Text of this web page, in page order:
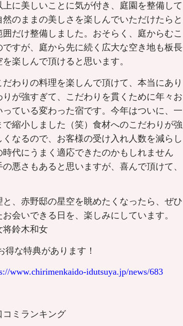
に美しいことに気が付き、庭園を整備して
のままの美しさを楽しんでいただけたらと
だけ整備しました。おそらく、庭からむこ
すが、庭から先に続く広大な空き地も板長
楽しんで頂けると思います。
わりの料理を楽しんで頂けて、本当にあり
が強すぎて、こだわりを貫くために年々お
ている変わった宿です。今年はついに、一
縮小しました（笑）食材へのこだわりが強
なるので、お客様の受け入れ人数を減らし
代にうまく適応できたのかもしれません
悪さもあると思いますが、喜んで頂けて、
、赤野邸の星空を眺めたくなったら、ぜひ
会いできる日を、楽しみにしています。
鈴木和女
な特典があります！
www.chirimenkaido-idutsuya.jp/news/683
コミランキング